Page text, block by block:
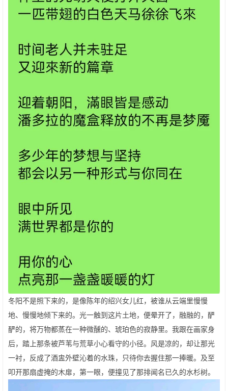
冬阳不是照下来的，是像陈年的绍兴女儿红，被谁从云端里慢慢
地、慢慢地倾下来的。光一触到这片土地，便晕开了，融融的，酽
酽的，将万物都蒸在一种微醺的、琥珀色的寂静里。我跟在画家身
后，踏上那条被芦苇与荒草小心看守的小径。风是凉的，却让那光
一衬，反成了酒盅外壁沁着的水珠，只待你去握住那一捧暖。及至
叩开那扇虚掩的木扉，第一眼，便撞见了那排闻名已久的水杉树。